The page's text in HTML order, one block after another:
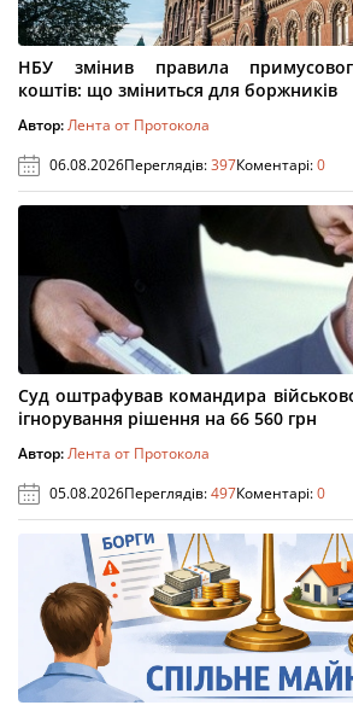
НБУ змінив правила
коштів: що зміниться для боржників
Автор:Лента от Протокола
06.08.2026Переглядів:397Коментарі:0
Суд оштрафував командира
ігнорування рішення на 66 560 грн
Автор:Лента от Протокола
05.08.2026Переглядів:497Коментарі:0